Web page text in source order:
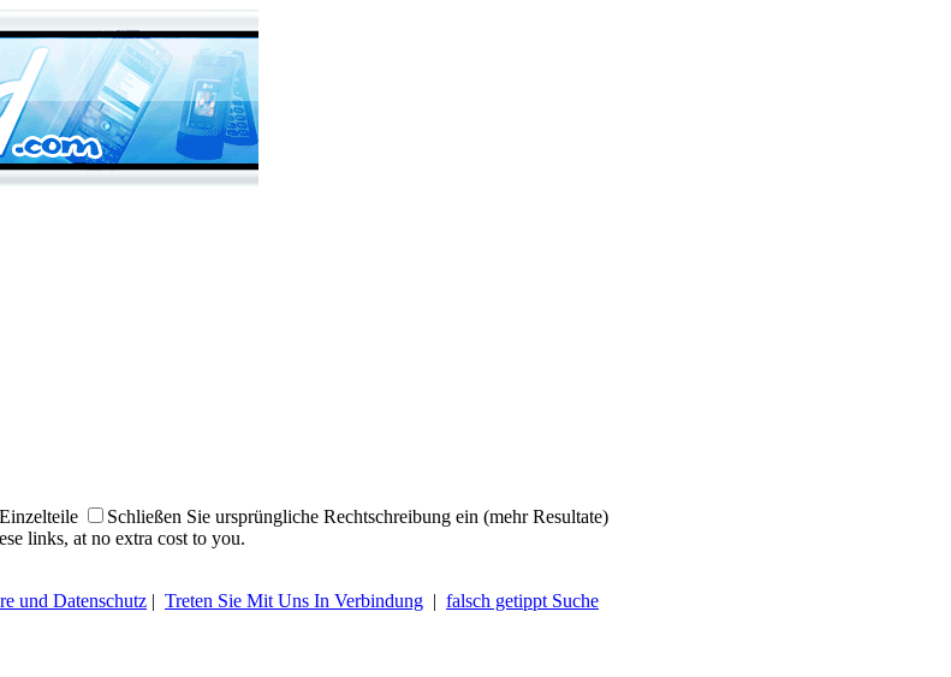
Schließen Sie ursprüngliche Rechtschreibung ein (mehr Resultate)
links, at no extra cost to you.
und Datenschutz | Treten Sie Mit Uns In Verbindung | falsch getippt Suche